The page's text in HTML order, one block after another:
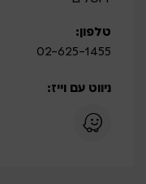
טלפון:
02-625-1455
ניווט עם וייז: